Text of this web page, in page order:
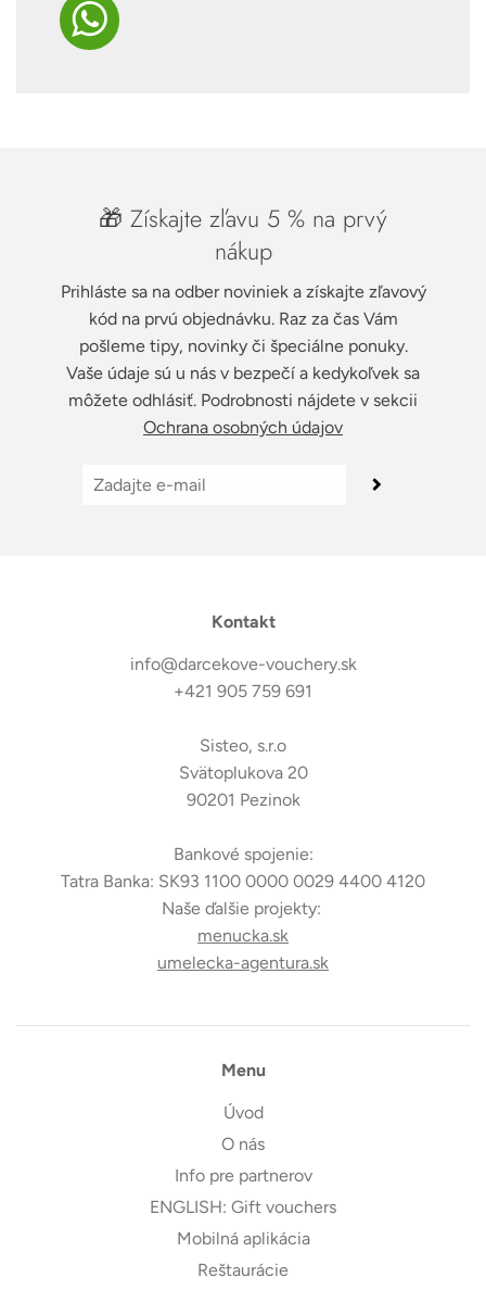
🎁 Získajte zľavu 5 % na prvý
nákup
Prihláste sa na odber noviniek a získajte zľavový
kód na prvú objednávku. Raz za čas Vám
pošleme tipy, novinky či špeciálne ponuky.
Vaše údaje sú u nás v bezpečí a kedykoľvek sa
môžete odhlásiť. Podrobnosti nájdete v sekcii
Ochrana osobných údajov
Kontakt
info@darcekove-vouchery.sk
+421 905 759 691
Sisteo, s.r.o
Svätoplukova 20
90201 Pezinok
Bankové spojenie:
Tatra Banka: SK93 1100 0000 0029 4400 4120
Naše ďalšie projekty:
menucka.sk
umelecka-agentura.sk
Menu
Úvod
O nás
Info pre partnerov
ENGLISH: Gift vouchers
Mobilná aplikácia
Reštaurácie